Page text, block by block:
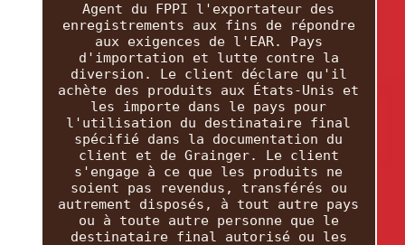
Agent du FPPI l'exportateur des
enregistrements aux fins de répondre
aux exigences de l'EAR. Pays
d'importation et lutte contre la
diversion. Le client déclare qu'il
achète des produits aux États-Unis et
les importe dans le pays pour
l'utilisation du destinataire final
spécifié dans la documentation du
client et de Grainger. Le client
s'engage à ce que les produits ne
soient pas revendus, transférés ou
autrement disposés, à tout autre pays
ou à toute autre personne que le
destinataire final autorisé ou les